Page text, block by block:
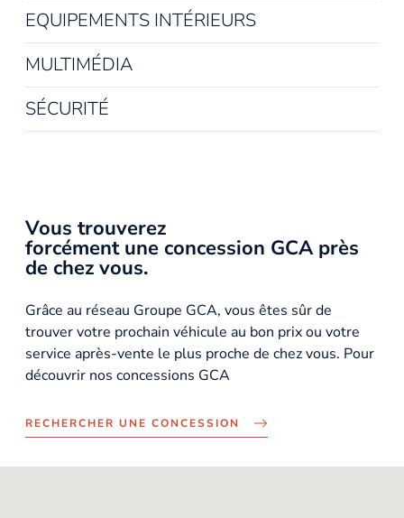
EQUIPEMENTS INTÉRIEURS
MULTIMÉDIA
SÉCURITÉ
Vous trouverez
forcément une concession GCA près
de chez vous.
Grâce au réseau Groupe GCA, vous êtes sûr de
trouver votre prochain véhicule au bon prix ou votre
service après-vente le plus proche de chez vous. Pour
découvrir nos concessions GCA
RECHERCHER UNE CONCESSION